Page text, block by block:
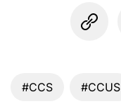
#CCS #CCUS